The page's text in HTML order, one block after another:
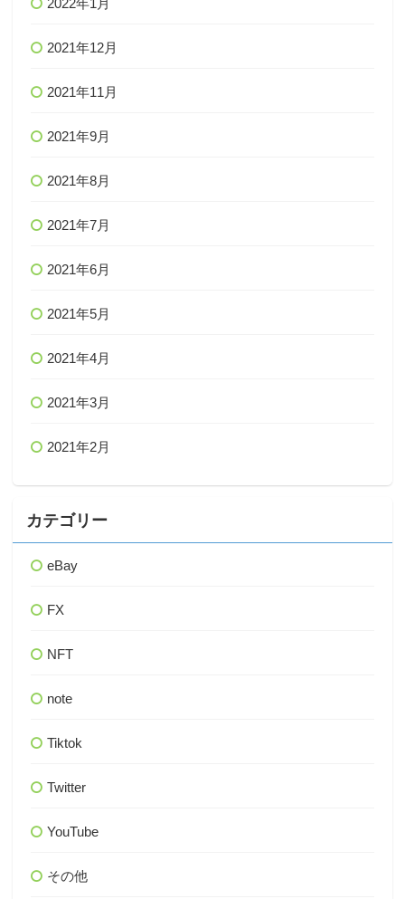
2021年12月
2021年11月
2021年9月
2021年8月
2021年7月
2021年6月
2021年5月
2021年4月
2021年3月
2021年2月
カテゴリー
eBay
FX
NFT
note
Tiktok
Twitter
YouTube
その他